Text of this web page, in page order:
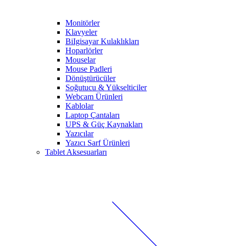
Monitörler
Klavyeler
BiIgisayar Kulaklıkları
Hoparlörler
Mouselar
Mouse Padleri
Dönüştürücüler
Soğutucu & Yükselticiler
Webcam Ürünleri
Kablolar
Laptop Çantaları
UPS & Güç Kaynakları
Yazıcılar
Yazıcı Sarf Ürünleri
Tablet Aksesuarları